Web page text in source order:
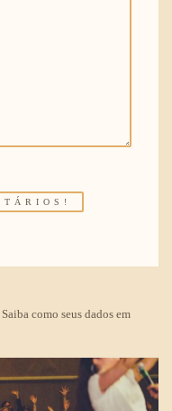
Saiba como seus dados em